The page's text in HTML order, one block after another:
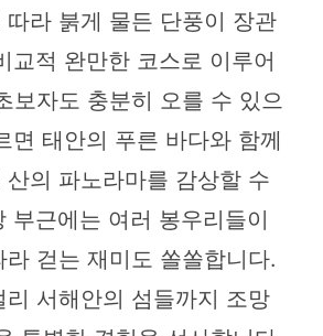
따라 붉게 물든 단풍이 장관
교적 완만한 코스로 이루어
보자도 충분히 오를 수 있으
면 태안의 푸른 바다와 함께
산의 파노라마를 감상할 수
부근에는 여러 봉우리들이
걷는 재미도 쏠쏠합니다.
리 서해안의 섬들까지 조망